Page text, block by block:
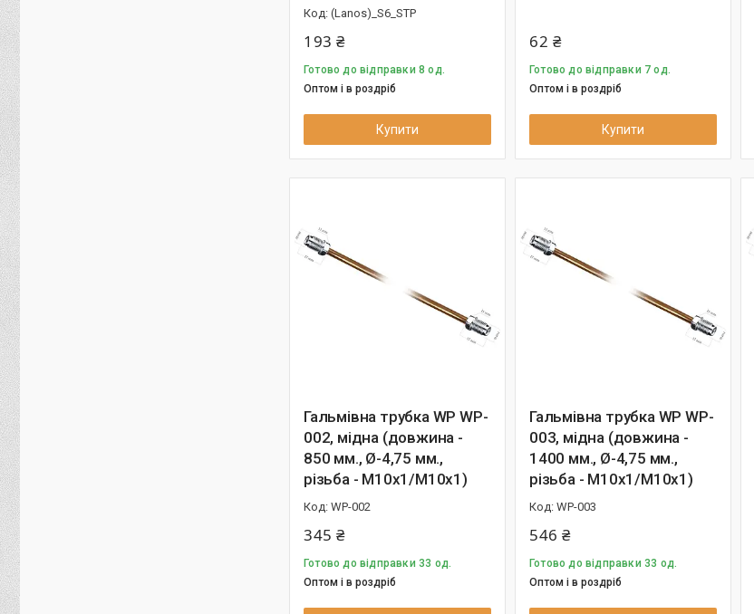
(Lanos)_S6_STP
193 ₴
Готово до відправки 8 од.
Оптом і в роздріб
Купити
62 ₴
Готово до відправки 7 од.
Оптом і в роздріб
Купити
Гальмівна трубка WP WP-
002, мідна (довжина -
850 мм., Ø-4,75 мм.,
різьба - М10х1/М10х1)
WP-002
345 ₴
Готово до відправки 33 од.
Оптом і в роздріб
Гальмівна трубка WP WP-
003, мідна (довжина -
1400 мм., Ø-4,75 мм.,
різьба - М10х1/М10х1)
WP-003
546 ₴
Готово до відправки 33 од.
Оптом і в роздріб